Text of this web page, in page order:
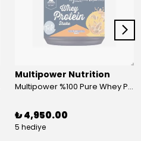
Multipower Nutrition
Multipower %100 Pure Whey Protein 2000 Gr Peanut Caramel
₺ 4,950.00
5 hediye